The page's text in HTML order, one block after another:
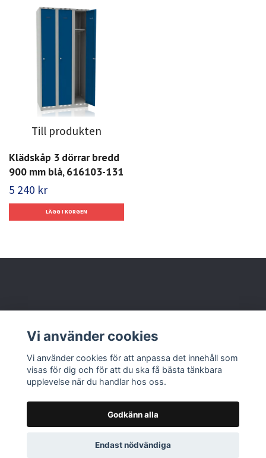
Till produkten
Klädskåp 3 dörrar bredd
900 mm blå, 616103-131
5 240 kr
Läs mer
© 2026 Nolbox AB
Vi använder cookies
Vi använder cookies för att anpassa det innehåll som
visas för dig och för att du ska få bästa tänkbara
upplevelse när du handlar hos oss.
Godkänn alla
Endast nödvändiga